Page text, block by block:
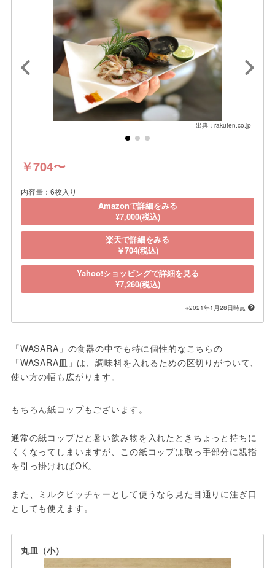
出典：rakuten.co.jp
￥704〜
内容量：6枚入り
Amazonで詳細をみる
¥7,000(税込)
楽天で詳細をみる
￥704(税込)
Yahoo!ショッピングで詳細を見る
¥7,260(税込)
※2021年1月28日時点
「WASARA」の食器の中でも特に個性的なこちらの
「WASARA皿」は、調味料を入れるための区切りがついて、
使い方の幅も広がります。
もちろん紙コップもございます。
通常の紙コップだと暑い飲み物を入れたときちょっと持ちに
くくなってしまいますが、この紙コップは取っ手部分に親指
を引っ掛ければOK。
また、ミルクピッチャーとして使うなら見た目通りに注ぎ口
としても使えます。
丸皿（小）